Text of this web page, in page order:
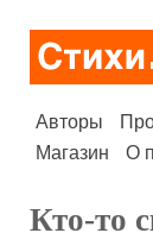
Авторы
Магазин
О
Кто-то